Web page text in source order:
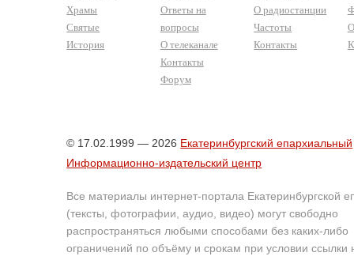
Храмы
Святые
История
Ответы на
вопросы
О телеканале
Контакты
Форум
О радиостанции
Частоты
Контакты
© 17.02.1999 — 2026 Екатеринбургский епархиальный
Информационно-издательский центр
Все материалы интернет-портала Екатеринбургской
(тексты, фотографии, аудио, видео) могут свободно
распространяться любыми способами без каких-либо
ограничений по объёму и срокам при условии ссылки